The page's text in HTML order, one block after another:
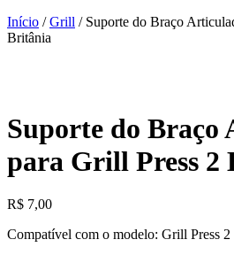
Início /Grill / Suporte do Braço
Britânia
Suporte do Braço
para Grill Press 2
R$ 7,00
Compatível com o modelo: Grill Press